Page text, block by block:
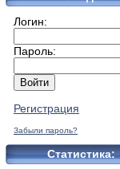
Логин:
Пароль:
Регистрация
Забыли пароль?
Статистика: